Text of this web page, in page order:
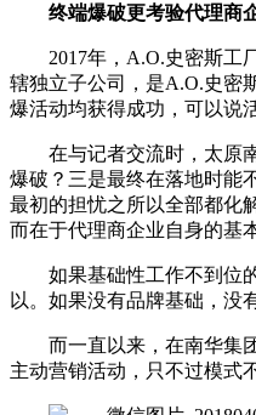
终端爆破更考验代理商
2017年，A.O.史密斯工
辖独立子公司，是A.O.史密
爆活动均获得成功，可以说
在与记者交流时，太原
爆破？三是最终在落地时能
最初的担忧之所以全部都化
而在于代理商企业自身的基
如果基础性工作不到位
以。如果没有品牌基础，没
而一直以来，在南华集
主动营销活动，只不过模式